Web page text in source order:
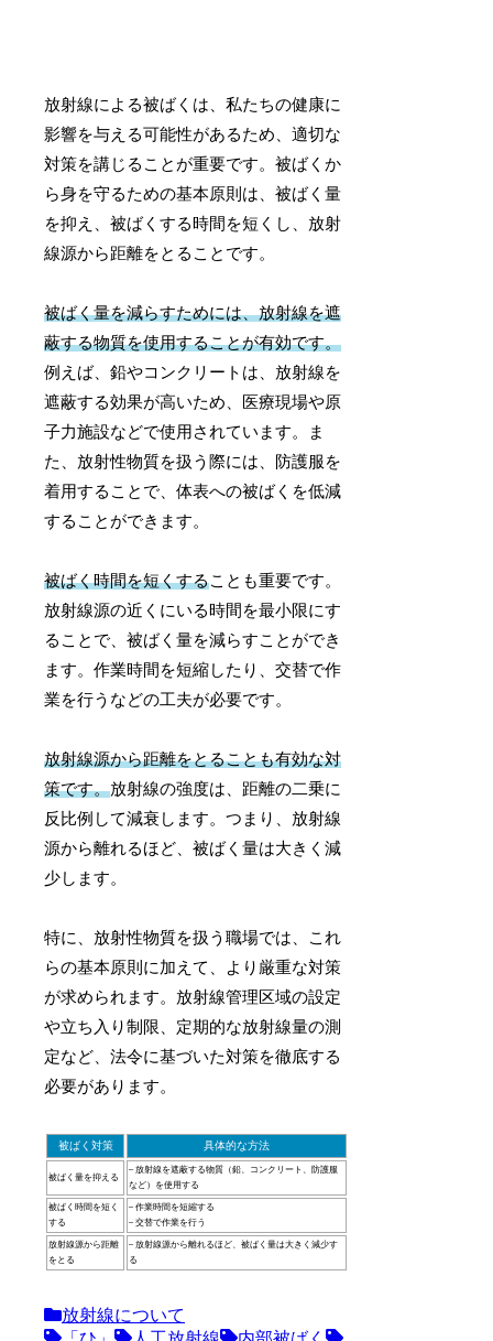
放射線による被ばくは、私たちの健康に
影響を与える可能性があるため、適切な
対策を講じることが重要です。被ばくか
ら身を守るための基本原則は、被ばく量
を抑え、被ばくする時間を短くし、放射
線源から距離をとることです。
被ばく量を減らすためには、放射線を遮
蔽する物質を使用することが有効です。
例えば、鉛やコンクリートは、放射線を
遮蔽する効果が高いため、医療現場や原
子力施設などで使用されています。ま
た、放射性物質を扱う際には、防護服を
着用することで、体表への被ばくを低減
することができます。
被ばく時間を短くすることも重要です。
放射線源の近くにいる時間を最小限にす
ることで、被ばく量を減らすことができ
ます。作業時間を短縮したり、交替で作
業を行うなどの工夫が必要です。
放射線源から距離をとることも有効な対
策です。放射線の強度は、距離の二乗に
反比例して減衰します。つまり、放射線
源から離れるほど、被ばく量は大きく減
少します。
特に、放射性物質を扱う職場では、これ
らの基本原則に加えて、より厳重な対策
が求められます。放射線管理区域の設定
や立ち入り制限、定期的な放射線量の測
定など、法令に基づいた対策を徹底する
必要があります。
被ばく対策 具体的な方法
被ばく量を抑える
– 放射線を遮蔽する物質（鉛、コンクリート、防護服
など）を使用する
被ばく時間を短く
する
– 作業時間を短縮する
– 交替で作業を行う
放射線源から距離
をとる
– 放射線源から離れるほど、被ばく量は大きく減少す
る
放射線について